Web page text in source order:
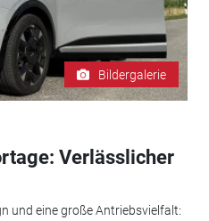
Bildergalerie
Verlässlicher
und eine große Antriebsvielfalt: